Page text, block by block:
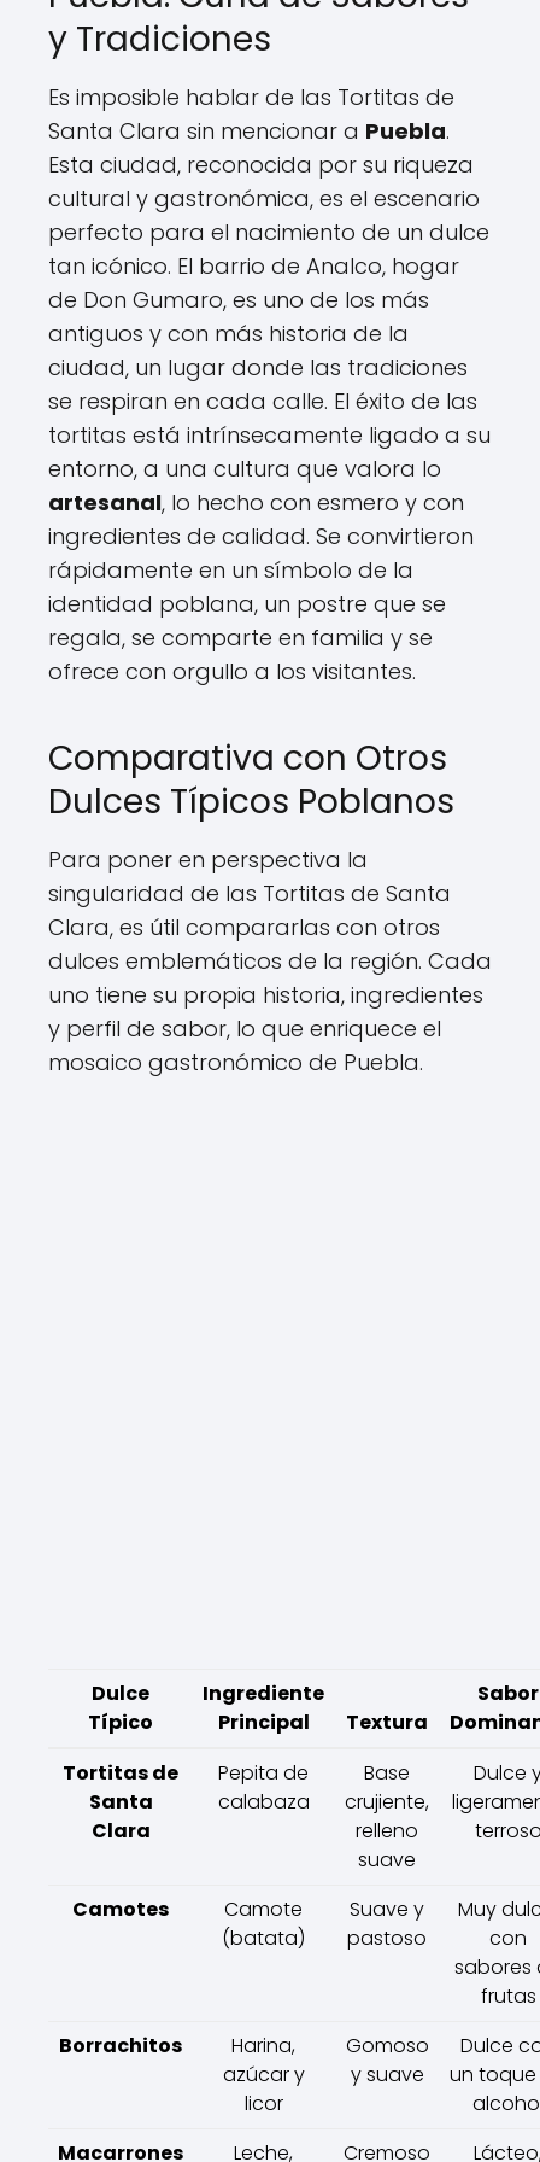
y Tradiciones
Es imposible hablar de las Tortitas de
Santa Clara sin mencionar a Puebla.
Esta ciudad, reconocida por su riqueza
cultural y gastronómica, es el escenario
perfecto para el nacimiento de un dulce
tan icónico. El barrio de Analco, hogar
de Don Gumaro, es uno de los más
antiguos y con más historia de la
ciudad, un lugar donde las tradiciones
se respiran en cada calle. El éxito de las
tortitas está intrínsecamente ligado a su
entorno, a una cultura que valora lo
artesanal, lo hecho con esmero y con
ingredientes de calidad. Se convirtieron
rápidamente en un símbolo de la
identidad poblana, un postre que se
regala, se comparte en familia y se
ofrece con orgullo a los visitantes.
Comparativa con Otros
Dulces Típicos Poblanos
Para poner en perspectiva la
singularidad de las Tortitas de Santa
Clara, es útil compararlas con otros
dulces emblemáticos de la región. Cada
uno tiene su propia historia, ingredientes
y perfil de sabor, lo que enriquece el
mosaico gastronómico de Puebla.
Dulce
Típico
Ingrediente
Principal
Textura
Sabor
Tortitas de
Santa
Clara
Pepita de
calabaza
Base
crujiente,
relleno
suave
Dulce
Camotes
Camote
(batata)
Suave y
pastoso
Muy
con
sabores
frutas
Borrachitos
Harina,
azúcar y
licor
Gomoso
y suave
Dulce
un
Macarrones
Leche, Cremoso